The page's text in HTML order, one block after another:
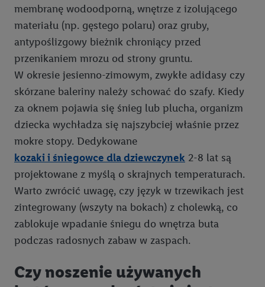
membranę wodoodporną, wnętrze z izolującego
materiału (np. gęstego polaru) oraz gruby,
antypoślizgowy bieżnik chroniący przed
przenikaniem mrozu od strony gruntu.
W okresie jesienno-zimowym, zwykłe adidasy czy
skórzane baleriny należy schować do szafy. Kiedy
za oknem pojawia się śnieg lub plucha, organizm
dziecka wychładza się najszybciej właśnie przez
mokre stopy. Dedykowane
kozaki i śniegowce dla dziewczynek 2-8 lat są
projektowane z myślą o skrajnych temperaturach.
Warto zwrócić uwagę, czy język w trzewikach jest
zintegrowany (wszyty na bokach) z cholewką, co
zablokuje wpadanie śniegu do wnętrza buta
podczas radosnych zabaw w zaspach.
Czy noszenie używanych